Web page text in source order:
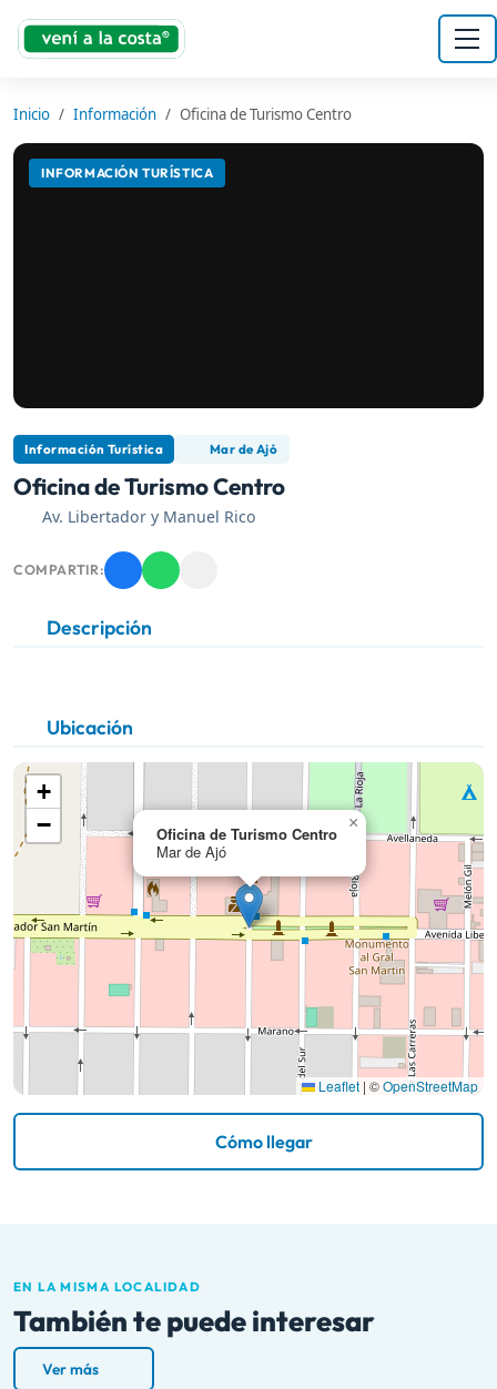
Inicio Información Oficina de Turismo Centro
INFORMACIÓN TURÍSTICA
Información Turística Mar de Ajó
Oficina de Turismo Centro
Av. Libertador y Manuel Rico
COMPARTIR:
Descripción
Ubicación
Oficina de Turismo Centro
Mar de Ajó
×
+
−
Leaflet | ©OpenStreetMap
Cómo llegar
EN LA MISMA LOCALIDAD
También te puede interesar
Ver más